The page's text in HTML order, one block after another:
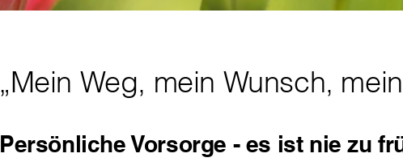
„Mein Weg, mein Wunsch,
Persönliche Vorsorge - es ist nie zu